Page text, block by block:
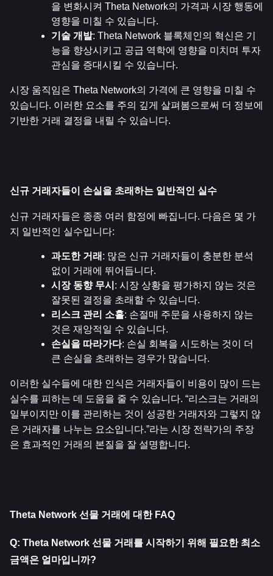
을 변화시켜 Theta Network의 가격과 시장 행동에
영향을 미칠 수 있습니다.
기술 개발: Theta Network 블록체인의 혁신은 기
능을 향상시키고 공급 역학에 영향을 미치며 투자
관심을 증대시킬 수 있습니다.
시장 움직임은 Theta Network의 가격에 큰 영향을 미칠 수
있습니다. 이러한 요소를 주의 깊게 살펴봄으로써 더 정보에
기반한 거래 결정을 내릴 수 있습니다.
신규 거래자들이 손실을 초래하는 일반적인 실수
신규 거래자들은 종종 여러 함정에 빠집니다. 다음은 몇 가
지 일반적인 실수입니다:
과도한 거래 : 많은 신규 거래자들이 충분한 분석
없이 거래에 뛰어듭니다.
시장 동향 무시 : 시장 상황을 평가하지 않는 것은
잘못된 결정을 초래할 수 있습니다.
리스크 관리 소홀: 손절매 주문을 사용하지 않는
것은 재앙적일 수 있습니다.
손실을 따라가다: 손실 회복을 시도하는 것이 더
큰 손실을 초래하는 경우가 많습니다.
이러한 실수들에 대한 인식은 거래자들이 비용이 많이 드는
실수를 피하는 데 도움을 줄 수 있습니다. “리스크는 거래의
일부이지만 이를 관리하는 것이 성공한 거래자와 그렇지 않
은 거래자를 나누는 요소입니다.”라는 시장 전략가의 주장
은 효과적인 거래의 본질을 잘 설명합니다.
Theta Network 선물 거래에 대한 FAQ
Q: Theta Network 선물 거래를 시작하기 위해 필요한 최소
금액은 얼마입니까?